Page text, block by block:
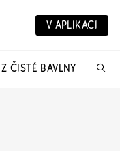
V APLIKACI
ČISTÉ BAVLNY